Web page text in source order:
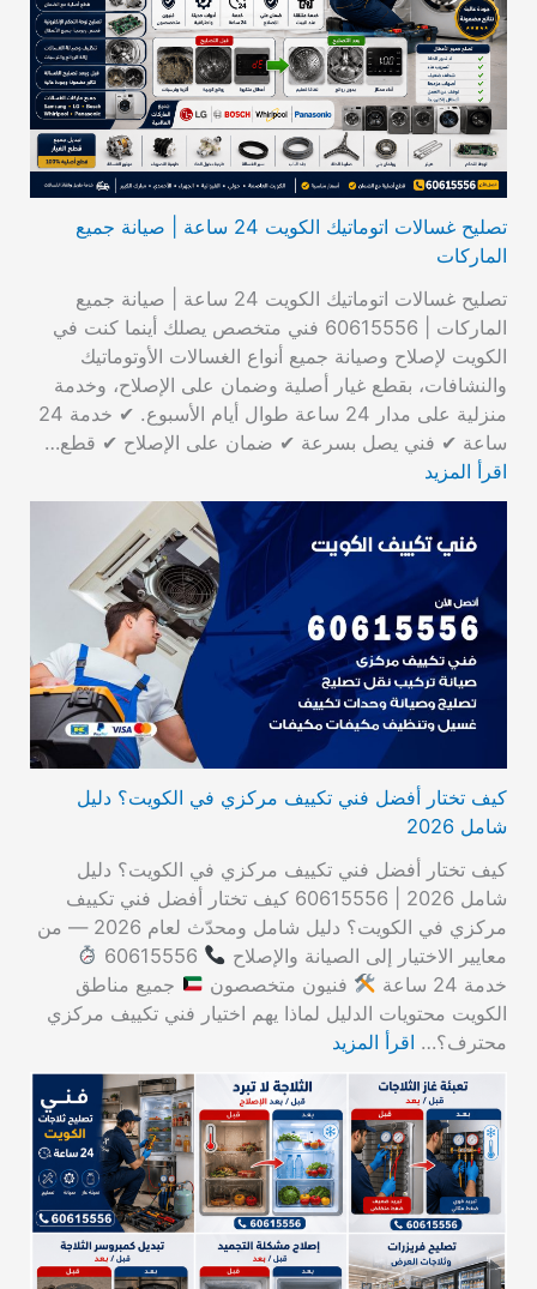
تصليح غسالات اتوماتيك الكويت 24 ساعة | صيانة جميع
الماركات
تصليح غسالات اتوماتيك الكويت 24 ساعة | صيانة جميع
الماركات | 60615556 فني متخصص يصلك أينما كنت في
الكويت لإصلاح وصيانة جميع أنواع الغسالات الأوتوماتيك
والنشافات، بقطع غيار أصلية وضمان على الإصلاح، وخدمة
منزلية على مدار 24 ساعة طوال أيام الأسبوع. ✔ خدمة 24
ساعة ✔ فني يصل بسرعة ✔ ضمان على الإصلاح ✔ قطع…
اقرأ المزيد
كيف تختار أفضل فني تكييف مركزي في الكويت؟ دليل
شامل 2026
كيف تختار أفضل فني تكييف مركزي في الكويت؟ دليل
شامل 2026 | 60615556 كيف تختار أفضل فني تكييف
مركزي في الكويت؟ دليل شامل ومحدّث لعام 2026 — من
معايير الاختيار إلى الصيانة والإصلاح
خدمة 24 ساعة
فنيون متخصصون
جميع مناطق
الكويت محتويات الدليل لماذا يهم اختيار فني تكييف مركزي
محترف؟… اقرأ المزيد